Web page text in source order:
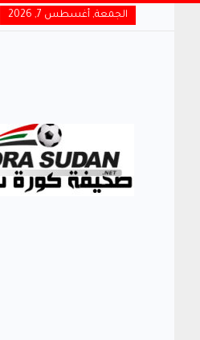
الجمعة, أغسطس 7, 2026